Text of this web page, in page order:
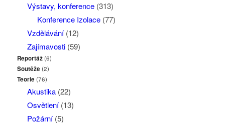
Výstavy, konference(313)
Konference Izolace(77)
Vzdělávání(12)
Zajímavosti(59)
Reportáž(6)
Soutěže (2)
Teorie (76)
Akustika(22)
Osvětlení(13)
Požární(5)